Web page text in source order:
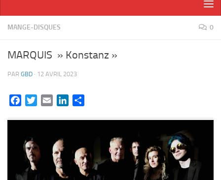
MANGE-DISQUES 0
MARQUIS » Konstanz »
PAR GBD · 12 AVRIL 2023
FacebookTwitterEmail LinkedIn